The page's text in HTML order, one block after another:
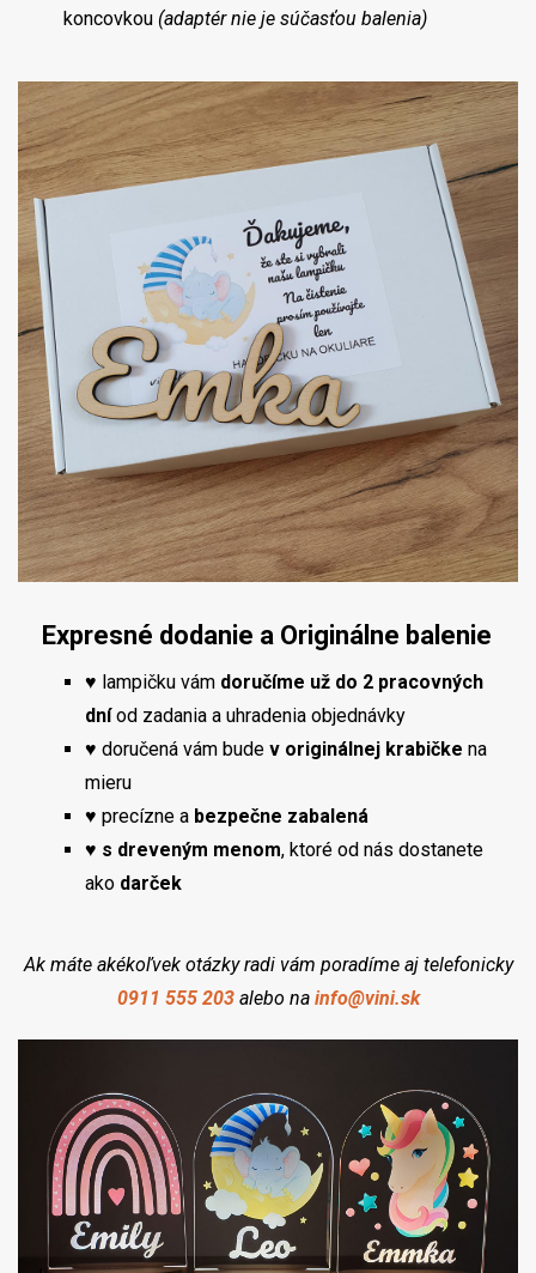
koncovkou (adaptér nie je súčasťou balenia)
Expresné dodanie a Originálne balenie
♥ lampičku vám doručíme už do 2 pracovných
dníod zadania a uhradenia objednávky
♥ doručená vám bude v originálnej krabičke na
mieru
♥ precízne a bezpečne zabalená
♥ s dreveným menom, ktoré od nás dostanete
ako darček
Ak máte akékoľvek otázky radi vám poradíme aj telefonicky
0911 555 203alebo na info@vini.sk